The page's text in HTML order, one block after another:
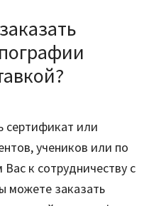
сертификат или
учеников или по
к сотрудничеству с
можете заказать